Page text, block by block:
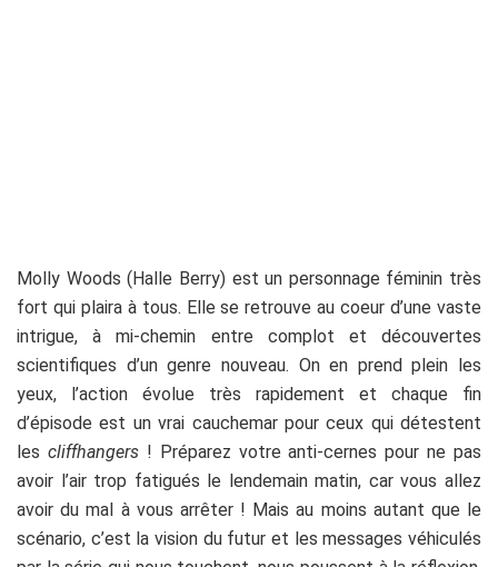
Molly Woods (Halle Berry) est un personnage féminin très
fort qui plaira à tous. Elle se retrouve au coeur d’une vaste
intrigue, à mi-chemin entre complot et découvertes
scientifiques d’un genre nouveau. On en prend plein les
yeux, l’action évolue très rapidement et chaque fin
d’épisode est un vrai cauchemar pour ceux qui détestent
les cliffhangers! Préparez votre anti-cernes pour ne pas
avoir l’air trop fatigués le lendemain matin, car vous allez
avoir du mal à vous arrêter ! Mais au moins autant que le
scénario, c’est la vision du futur et les messages véhiculés